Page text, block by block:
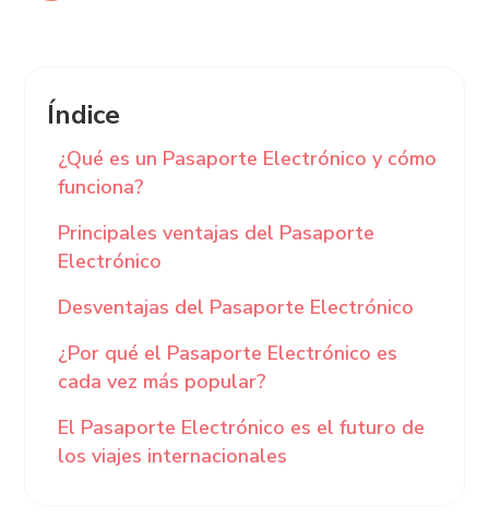
Índice
¿Qué es un Pasaporte Electrónico y cómo
funciona?
Principales ventajas del Pasaporte
Electrónico
Desventajas del Pasaporte Electrónico
¿Por qué el Pasaporte Electrónico es
cada vez más popular?
El Pasaporte Electrónico es el futuro de
los viajes internacionales